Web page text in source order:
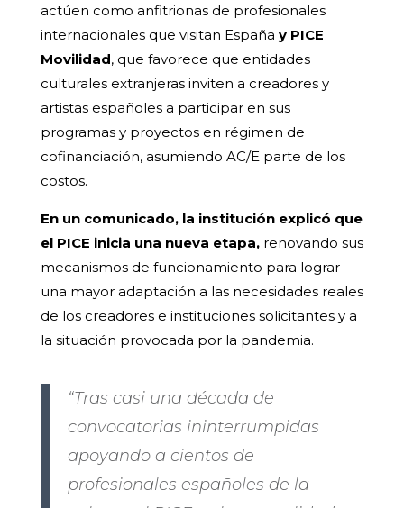
actúen como anfitrionas de profesionales
internacionales que visitan España y PICE
Movilidad, que favorece que entidades
culturales extranjeras inviten a creadores y
artistas españoles a participar en sus
programas y proyectos en régimen de
cofinanciación, asumiendo AC/E parte de los
costos.
En un comunicado, la institución explicó que
el PICE inicia una nueva etapa,renovando sus
mecanismos de funcionamiento para lograr
una mayor adaptación a las necesidades reales
de los creadores e instituciones solicitantes y a
la situación provocada por la pandemia.
“Tras casi una década de
convocatorias ininterrumpidas
apoyando a cientos de
profesionales españoles de la